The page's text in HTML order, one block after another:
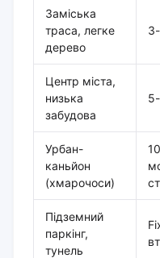
Заміська
траса, легке
дерево
Центр міста,
низька
забудова
Урбан-
каньйон
(хмарочоси)
Підземний
паркінг,
тунель